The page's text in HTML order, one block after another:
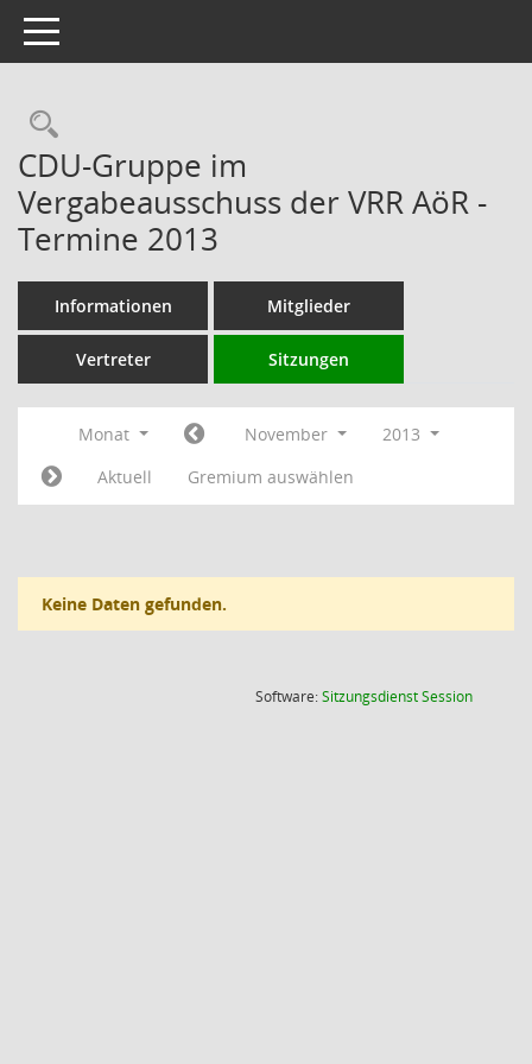
Toggle navigation
Rechercheauswahl
CDU-Gruppe im
Vergabeausschuss der VRR AöR -
Termine 2013
Informationen Mitglieder
Vertreter Sitzungen
Monat November
2013
Aktuell
Gremium auswählen
Keine Daten gefunden.
Software:SitzungsdienstSession(Wird in